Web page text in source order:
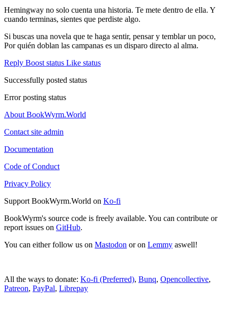
Hemingway no solo cuenta una historia. Te mete dentro de ella. Y
cuando terminas, sientes que perdiste algo.
Si buscas una novela que te haga sentir, pensar y temblar un poco,
Por quién doblan las campanas es un disparo directo al alma.
Reply Boost status Like status
Successfully posted status
Error posting status
About BookWyrm.World
Contact site admin
Documentation
Code of Conduct
Privacy Policy
Support BookWyrm.World on Ko-fi
BookWyrm's source code is freely available. You can contribute or
report issues on GitHub.
You can either follow us on Mastodon or on Lemmy aswell!
All the ways to donate: Ko-fi (Preferred), Bunq, Opencollective,
Patreon, PayPal, Librepay